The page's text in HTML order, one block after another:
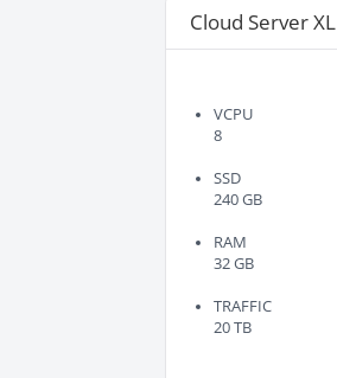
Cloud Server XL
VCPU
8
SSD
240 GB
RAM
32 GB
TRAFFIC
20 TB